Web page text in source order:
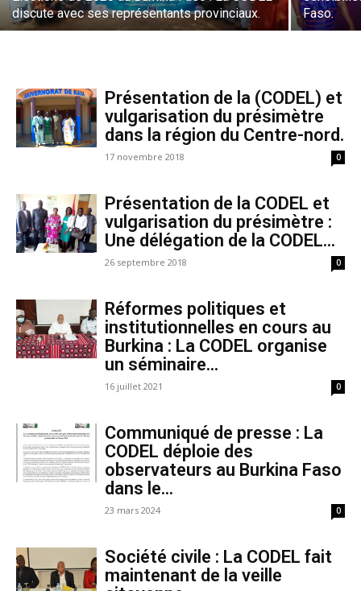
discute avec ses représentants provinciaux.
Faso.
Présentation de la (CODEL) et
vulgarisation du présimètre
dans la région du Centre-nord.
17 novembre 2018 0
Présentation de la CODEL et
vulgarisation du présimètre :
Une délégation de la CODEL...
26 septembre 2018 0
Réformes politiques et
institutionnelles en cours au
Burkina : La CODEL organise
un séminaire...
16 juillet 2021 0
Communiqué de presse : La
CODEL déploie des
observateurs au Burkina Faso
dans le...
23 mars 2024 0
Société civile : La CODEL fait
maintenant de la veille